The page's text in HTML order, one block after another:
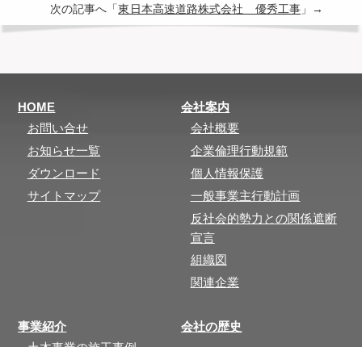
次の記事へ「東日本高速道路株式会社 優秀工事 」→
HOME
お問い合せ
お知らせ一覧
ダウンロード
サイトマップ
会社案内
会社概要
企業倫理行動規範
個人情報保護
一般事業主行動計画
反社会的勢力との関係遮断
宣言
組織図
関連企業
事業紹介
会社の歴史